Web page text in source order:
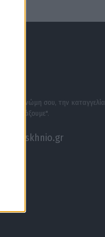
τη γνώμη σου, την καταγγελία
να "ψάξουμε".